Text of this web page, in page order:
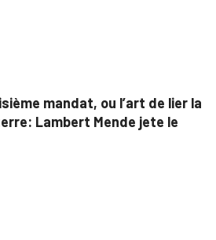
mandat, ou l’art de lier la
Lambert Mende jete le